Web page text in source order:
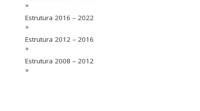
»
Estrutura 2016 – 2022
»
Estrutura 2012 – 2016
»
Estrutura 2008 – 2012
»